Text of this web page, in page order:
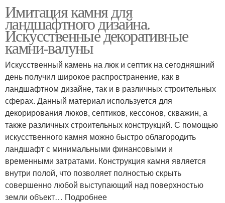
Имитация камня для
ландшафтного дизайна.
Искусственные декоративные
камни-валуны
Искусственный камень на люк и септик на сегодняшний
день получил широкое распространение, как в
ландшафтном дизайне, так и в различных строительных
сферах. Данный материал используется для
декорирования люков, септиков, кессонов, скважин, а
также различных строительных конструкций. С помощью
искусственного камня можно быстро облагородить
ландшафт с минимальными финансовыми и
временными затратами. Конструкция камня является
внутри полой, что позволяет полностью скрыть
совершенно любой выступающий над поверхностью
земли объект… Подробнее